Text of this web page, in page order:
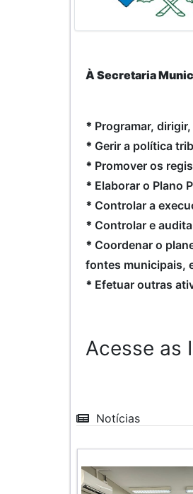
À Secretaria
* Programar,
* Gerir a política
* Promover os
* Elaborar o Plano
* Controlar a
* Controlar e
* Coordenar o
fontes municipais,
* Efetuar outras
Acesse as
Notícias